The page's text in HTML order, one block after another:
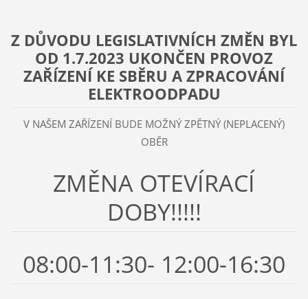
Z DŮVODU LEGISLATIVNÍCH ZMĚN BYL
OD 1.7.2023 UKONČEN PROVOZ
ZAŘÍZENÍ KE SBĚRU A ZPRACOVÁNÍ
ELEKTROODPADU
V NAŠEM ZAŘÍZENÍ BUDE MOŽNÝ ZPĚTNÝ (NEPLACENÝ)
OBĚR
ZMĚNA OTEVÍRACÍ
DOBY!!!!!
08:00-11:30- 12:00-16:30